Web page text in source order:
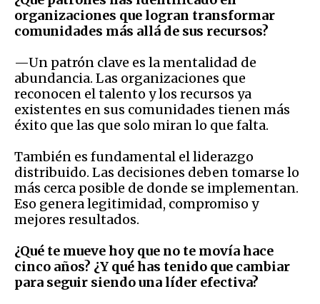
organizaciones que logran transformar
comunidades más allá de sus recursos?
—Un patrón clave es la mentalidad de
abundancia. Las organizaciones que
reconocen el talento y los recursos ya
existentes en sus comunidades tienen más
éxito que las que solo miran lo que falta.
También es fundamental el liderazgo
distribuido. Las decisiones deben tomarse lo
más cerca posible de donde se implementan.
Eso genera legitimidad, compromiso y
mejores resultados.
¿Qué te mueve hoy que no te movía hace
cinco años? ¿Y qué has tenido que cambiar
para seguir siendo una líder efectiva?